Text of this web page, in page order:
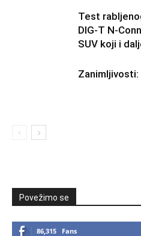
Test
DIG-T N-
SUV koji i
Zanimljivosti:
Povežimo se
86,315 Fans